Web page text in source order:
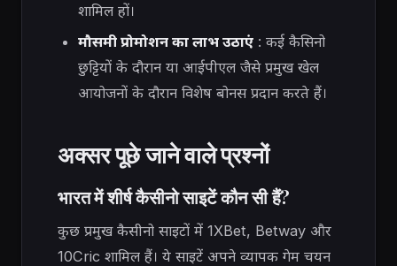
शामिल हों।
मौसमी प्रोमोशन का लाभ उठाएं: कई कैसिनो
छुट्टियों के दौरान या आईपीएल जैसे प्रमुख खेल
आयोजनों के दौरान विशेष बोनस प्रदान करते हैं।
अक्सर पूछे जाने वाले प्रश्नों
भारत में शीर्ष कैसीनो साइटें कौन सी हैं?
कुछ प्रमुख कैसीनो साइटों में 1XBet, Betway और
10Cric शामिल हैं। ये साइटें अपने व्यापक गेम चयन